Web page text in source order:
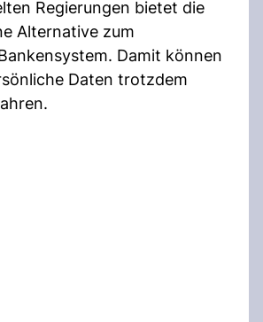
Regierungen bietet die
Alternative zum
Damit können
Daten trotzdem